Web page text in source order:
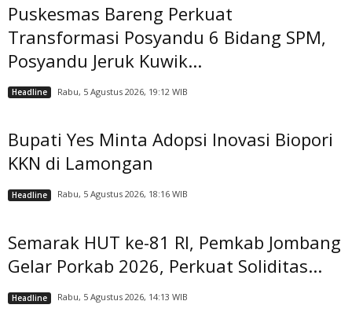
Puskesmas Bareng Perkuat
Transformasi Posyandu 6 Bidang SPM,
Posyandu Jeruk Kuwik...
Headline Rabu, 5 Agustus 2026, 19:12 WIB
Bupati Yes Minta Adopsi Inovasi Biopori
KKN di Lamongan
Headline Rabu, 5 Agustus 2026, 18:16 WIB
Semarak HUT ke-81 RI, Pemkab Jombang
Gelar Porkab 2026, Perkuat Soliditas...
Headline Rabu, 5 Agustus 2026, 14:13 WIB